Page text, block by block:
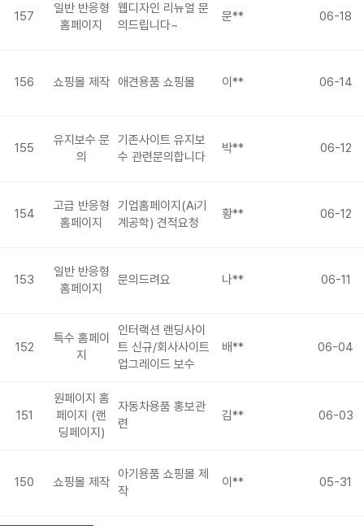
157
일반 반응형
홈페이지
웹디자인 리뉴얼 문
의드립니다~
문** 06-18
156 쇼핑몰 제작 애견용품 쇼핑몰 이** 06-14
155
유지보수 문
의
기존사이트 유지보
수 관련문의합니다
박** 06-12
154
고급 반응형
홈페이지
기업홈페이지(Ai기
계공학) 견적요청
황** 06-12
153
일반 반응형
홈페이지
문의드려요 나** 06-11
152
특수 홈페이
지
인터랙션 랜딩사이
트 신규/회사사이트
업그레이드 보수
배** 06-04
151
원페이지 홈
페이지 (랜
딩페이지)
자동차용품 홍보관
련
김** 06-03
150 쇼핑몰 제작
아기용품 쇼핑몰 제
작
이** 05-31